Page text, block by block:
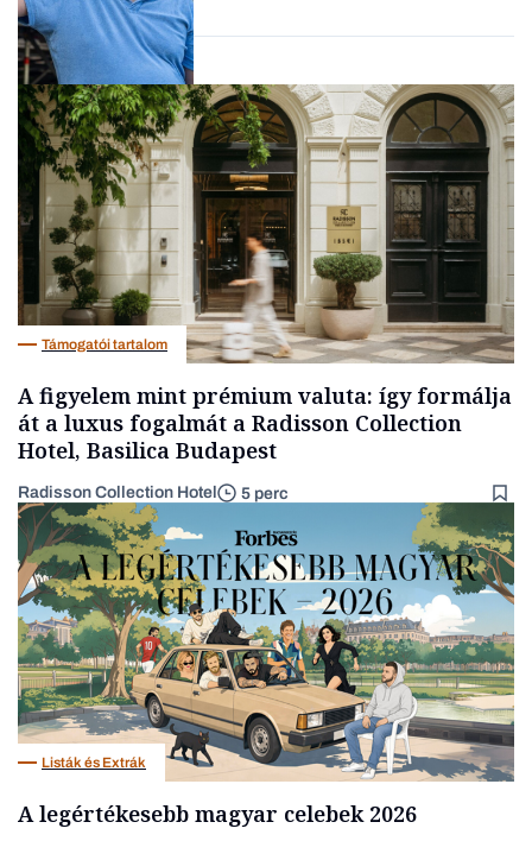
Társadalom
Támogatói tartalom
A figyelem mint prémium valuta: így formálja
át a luxus fogalmát a Radisson Collection
Hotel, Basilica Budapest
Radisson Collection Hotel 5 perc
Listák és Extrák
A legértékesebb magyar celebek 2026